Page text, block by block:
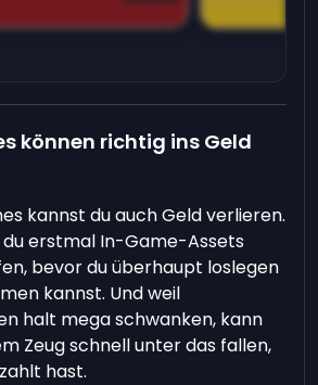
können richtig ins Geld
kannst du auch Geld verlieren.
du erstmal In-Game-Assets
bevor du überhaupt loslegen
kannst. Und weil
halt mega schwanken, kann
Zeug schnell unter das fallen,
hast.